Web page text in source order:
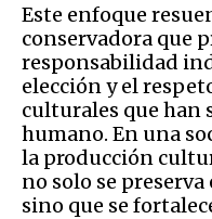
Este enfoque
conservadora que
responsabilidad
elección y el
culturales que han
humano. En una
la producción
no solo se
sino que se